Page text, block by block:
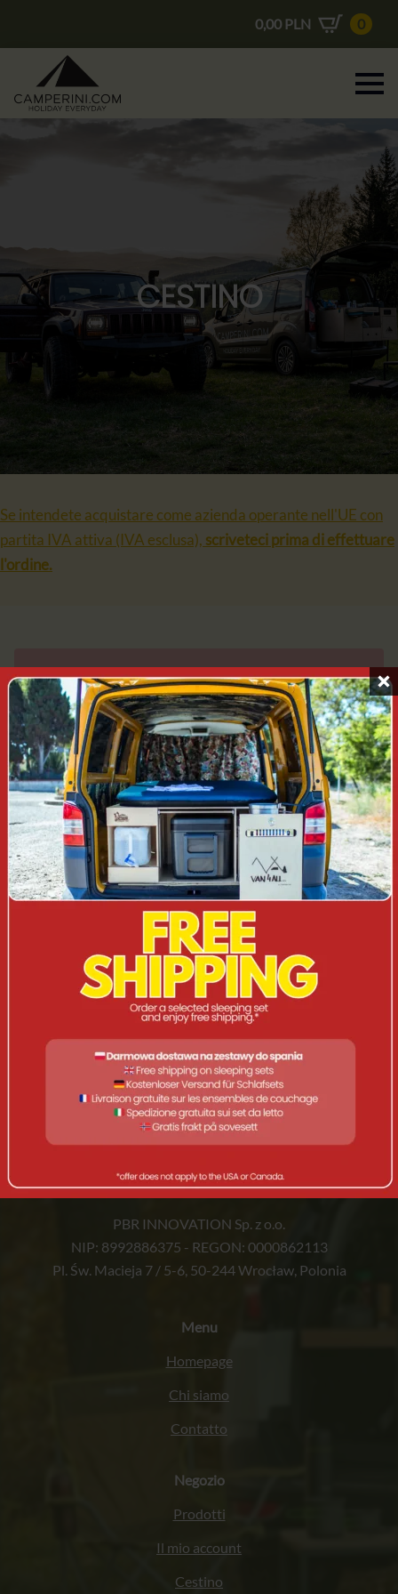
0,00 PLN 0
CESTINO
Se intendete acquistare come azienda operante nell'UE con
partita IVA attiva (IVA esclusa), scriveteci prima di effettuare
l'ordine.
Il tuo carrello è vuoto.
RITORNA AL NEGOZIO
In considerazione del grande interesse i tempi di consegna
per gli allestimenti con posti letto possono estendersi a tre
Vi terremo aggiornati sull'andamento dei lavori.
qualsiasi auto in un minicamper mobile.
PBR INNOVATION Sp. z o.o.
NIP: 8992886375 - REGON: 0000862113
Pl. Św. Macieja 7 / 5-6, 50-244 Wrocław, Polonia
Menu
Homepage
Chi siamo
Contatto
Negozio
Prodotti
Il mio account
Cestino